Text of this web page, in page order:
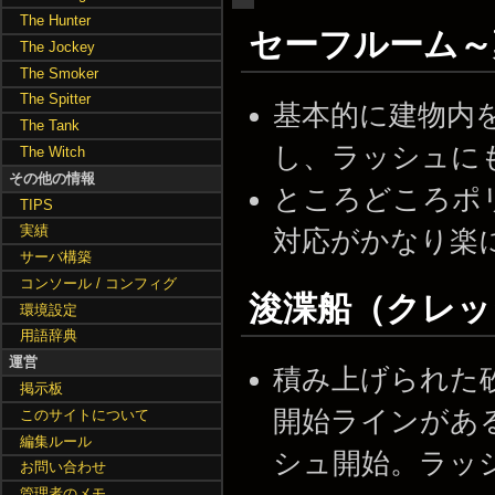
セーフルーム
基本的に建物内
し、ラッシュに
ところどころポ
対応がかなり楽
浚渫船（クレ
積み上げられた
開始ラインがあ
シュ開始。ラッ
The Hunter
The Jockey
The Smoker
The Spitter
The Tank
The Witch
その他の情報
TIPS
実績
サーバ構築
コンソール / コンフィグ
環境設定
用語辞典
運営
掲示板
このサイトについて
編集ルール
お問い合わせ